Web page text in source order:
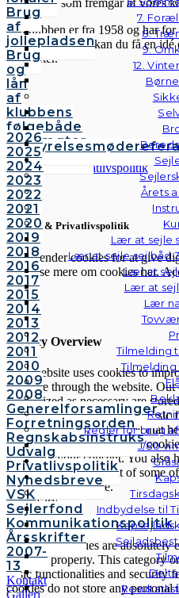
7.
8.
9.
12.
Årets
Lær at sejle
Lær at sejle sejlbåd
Lær at
Lær at
Lær
Tilmelding
Regler for brug
J/80
Indbydelse til
Brug
af
jollepladsen
Brug
og
lån
af
klubbens
følgebåde
Vedtægter
Bestyrelsen
2026
2025
2024
2023
2022
2021
2020
2019
2018
2016
2017
2015
2014
2013
2012
2011
2010
2009
2008
Generelforsamlinger
Forretningsorden
Regnskabsinstruks
Udvalg
Privatlivspolitik
Nyhedsbreve
VSK
Sejlerfond
Kommunikationspolitik
Årsskrifter
2007-
13
Kontakt
Galleri
aktiviteter, som fremgår af vores
Sejlklubben er fra 1958 og har
hjemmesiden her kan du få en
aktiviteter.
© Vallensbæk Sejlklub | E-mail:
sejlklub.dk
Privatlivspolitik
Cookies & Privatlivspolitik
Vi anvender cookies for at give
kan læse mere om cookies her.
Luk
Privacy Overview
This website uses cookies to
navigate through the website. Out
categorized as necessary are
essential for the working of basic
also use third-party cookies that
you use this website. These
only with your consent. You also
cookies. But opting out of some
browsing experience.
Necessary
Necessary
Altid aktiveret
Necessary cookies are absolutely
function properly. This category
basic functionalities and security
cookies do not store any personal